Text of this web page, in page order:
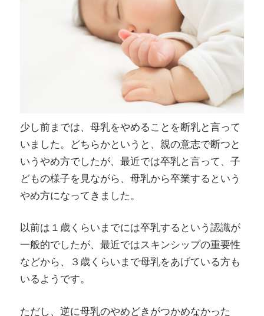
少し前までは、母乳をやめることを断乳と言って
いました。どちらかというと、親の意志で断つと
いうやめ方でしたが、最近では卒乳と言って、子
どもの様子を見ながら、母乳から卒業するという
やめ方になってきました。
以前は１歳くらいまでには卒乳するという認識が
一般的でしたが、最近ではスキンシップの重要性
などから、３歳くらいまで母乳をあげている方も
いるようです。
ただし、逆に母乳のやめどきがつかめなかった